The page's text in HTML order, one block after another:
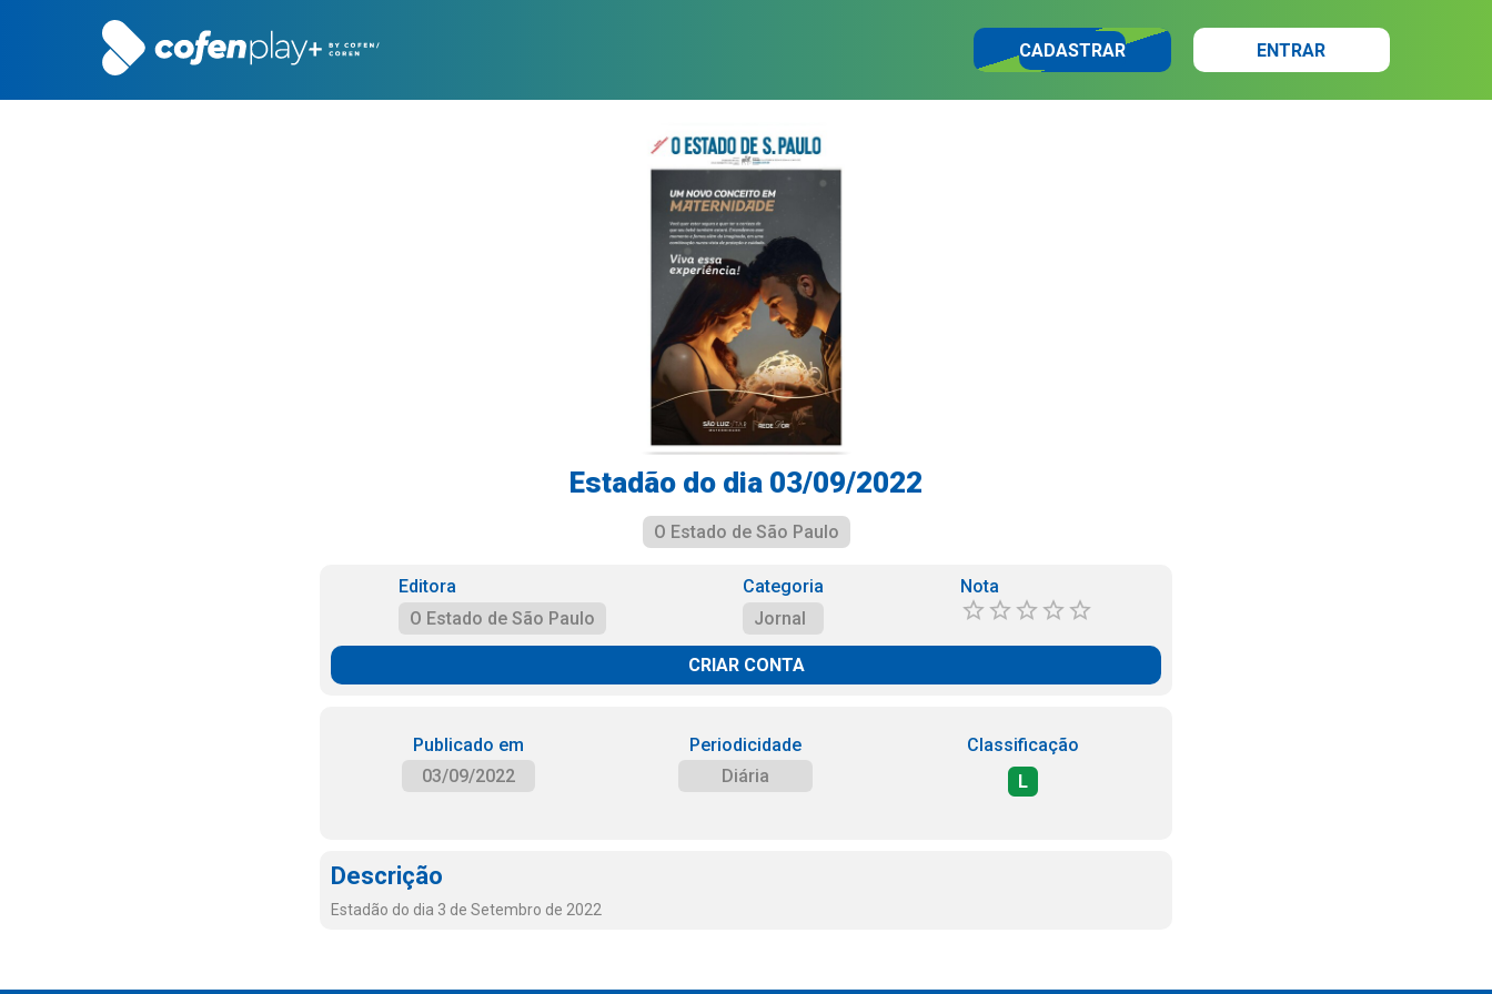
CADASTRAR ENTRAR
Estadão do dia 03/09/2022
O Estado de São Paulo
Editora
O Estado de São Paulo
Categoria
Jornal
Nota
CRIAR CONTA
Publicado em
03/09/2022
Periodicidade
Diária
Classificação
L
Descrição
Estadão do dia 3 de Setembro de 2022